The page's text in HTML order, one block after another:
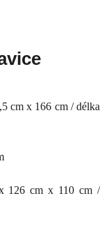
cm x 166 cm / délka
126 cm x 110 cm /